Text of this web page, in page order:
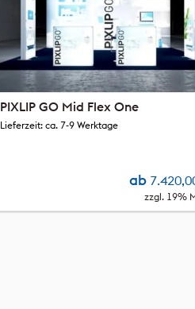
PIXLIP GO Mid Flex One
ab
zzgl. 19%
Lieferzeit: ca. 7-9 Werktage